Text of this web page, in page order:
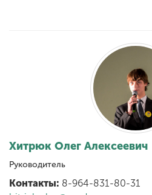
Обучение
Наука
деятельность
Другие виды
Хитрюк Олег Алексеевич
Руководитель
Контакты: 8-964-831-80-31